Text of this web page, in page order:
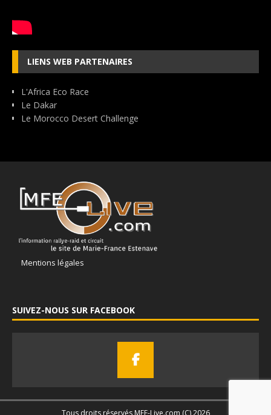
LIENS WEB PARTENAIRES
L'Africa Eco Race
Le Dakar
Le Morocco Desert Challenge
Mentions légales
SUIVEZ-NOUS SUR FACEBOOK